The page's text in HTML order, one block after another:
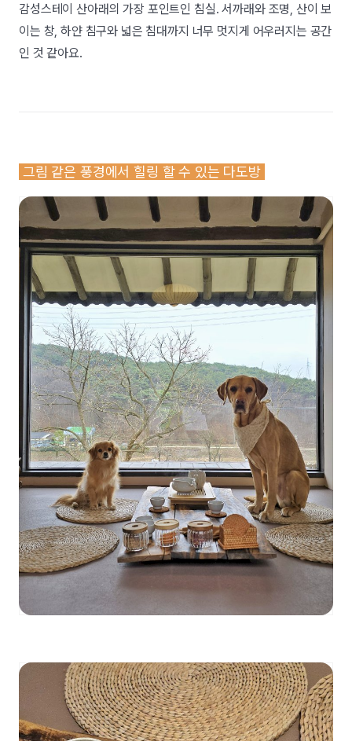
감성스테이 산아래의 가장 포인트인 침실. 서까래와 조명, 산이 보
이는 창, 하얀 침구와 넓은 침대까지 너무 멋지게 어우러지는 공간
인 것 같아요.
그림 같은 풍경에서 힐링 할 수 있는 다도방